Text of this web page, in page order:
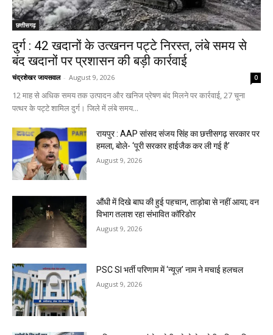
छत्तीसगढ़
दुर्ग : 42 खदानों के उत्खनन पट्टे निरस्त, लंबे समय से
बंद खदानों पर प्रशासन की बड़ी कार्रवाई
चंद्रशेखर जायसवाल - August 9, 2026 0
12 माह से अधिक समय तक उत्पादन और खनिज प्रेषण बंद मिलने पर कार्रवाई, 27 चूना
पत्थर के पट्टे शामिल दुर्ग। जिले में लंबे समय...
रायपुर : AAP सांसद संजय सिंह का छत्तीसगढ़ सरकार पर
हमला, बोले- ‘पूरी सरकार हाईजैक कर ली गई है’
August 9, 2026
औंधी में दिखे बाघ की हुई पहचान, ताड़ोबा से नहीं आया; वन
विभाग तलाश रहा संभावित कॉरिडोर
August 9, 2026
PSC SI भर्ती परिणाम में ‘न्यूज़’ नाम ने मचाई हलचल
August 9, 2026